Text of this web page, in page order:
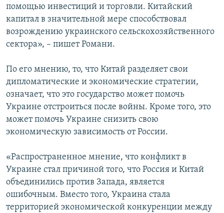
помощью инвестиций и торговли. Китайский
капитал в значительной мере способствовал
возрождению украинского сельскохозяйственного
сектора», – пишет Романи.
По его мнению, то, что Китай разделяет свои
дипломатические и экономические стратегии,
означает, что это государство может помочь
Украине отстроиться после войны. Кроме того, это
может помочь Украине снизить свою
экономическую зависимость от России.
«Распространенное мнение, что конфликт в
Украине стал причиной того, что Россия и Китай
объединились против Запада, является
ошибочным. Вместо того, Украина стала
территорией экономической конкуренции между